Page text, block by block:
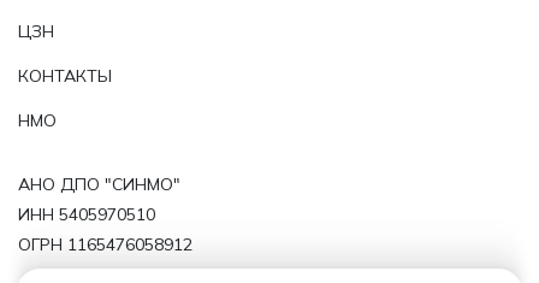
ЦЗН
КОНТАКТЫ
НМО
АНО ДПО "СИНМО"
ИНН 5405970510
ОГРН 1165476058912